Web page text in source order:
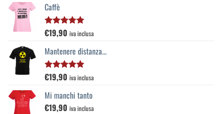
Caffè
Valutato
5.00
€19,90 iva inclusa
Mantenere distanza...
Valutato
5.00
€19,90 iva inclusa
Mi manchi tanto
€19,90 iva inclusa